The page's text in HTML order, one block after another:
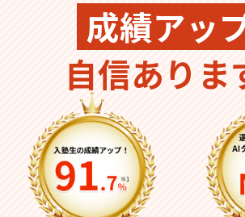
成績アッ
自信ありま